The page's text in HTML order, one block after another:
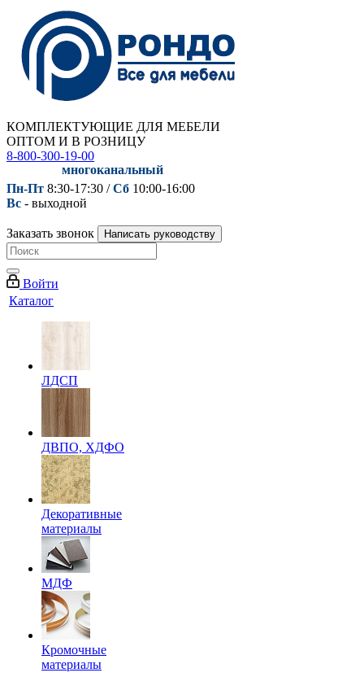
КОМПЛЕКТУЮЩИЕ ДЛЯ МЕБЕЛИ
ОПТОМ И В РОЗНИЦУ
8-800-300-19-00
многоканальный
Пн-Пт 8:30-17:30 /Сб 10:00-16:00
Вс - выходной
Заказать звонок Написать руководству
Войти
Каталог
ЛДСП
ДВПО, ХДФО
Декоративные
материалы
МДФ
Кромочные
материалы